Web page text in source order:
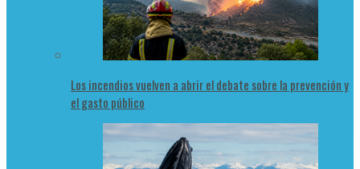
Los incendios vuelven a abrir el debate sobre la prevención y
el gasto público